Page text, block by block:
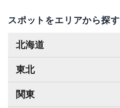
スポットをエリアから探す
北海道
東北
関東